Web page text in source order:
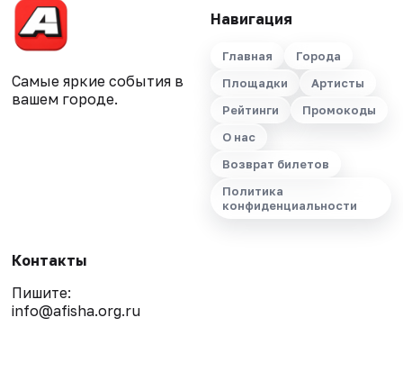
Самые яркие события в
вашем городе.
Навигация
Главная
Города
Площадки
Артисты
Рейтинги
Промокоды
О нас
Возврат билетов
Политика
конфиденциальности
Контакты
Пишите:
info@afisha.org.ru